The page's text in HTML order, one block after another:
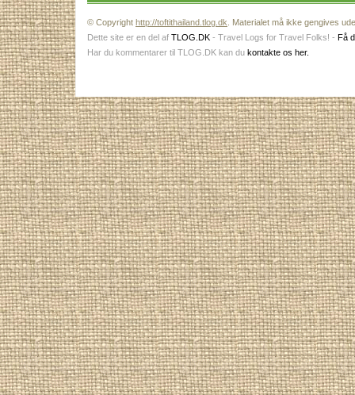
© Copyright http://toftithailand.tlog.dk . Materialet må ikke gengives
Dette site er en del af TLOG.DK - Travel Logs for Travel Folks! - Få
Har du kommentarer til TLOG.DK kan du kontakte os her.